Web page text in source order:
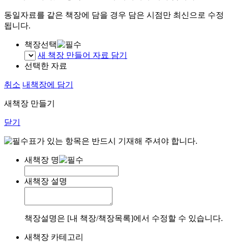
동일자료를 같은 책장에 담을 경우 담은 시점만 최신으로 수정
됩니다.
책장선택
새 책장 만들어 자료 담기
선택한 자료
취소 내책장에 담기
새책장 만들기
닫기
표가 있는 항목은 반드시 기재해 주셔야 합니다.
새책장 명
새책장 설명
책장설명은 [내 책장/책장목록]에서 수정할 수 있습니다.
새책장 카테고리